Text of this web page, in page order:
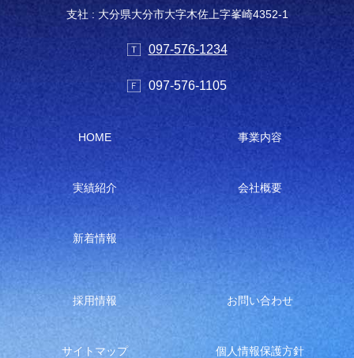
支社 : 大分県大分市大字木佐上字峯崎4352-1
097-576-1234
097-576-1105
HOME 事業内容
実績紹介 会社概要
新着情報
採用情報 お問い合わせ
サイトマップ 個人情報保護方針